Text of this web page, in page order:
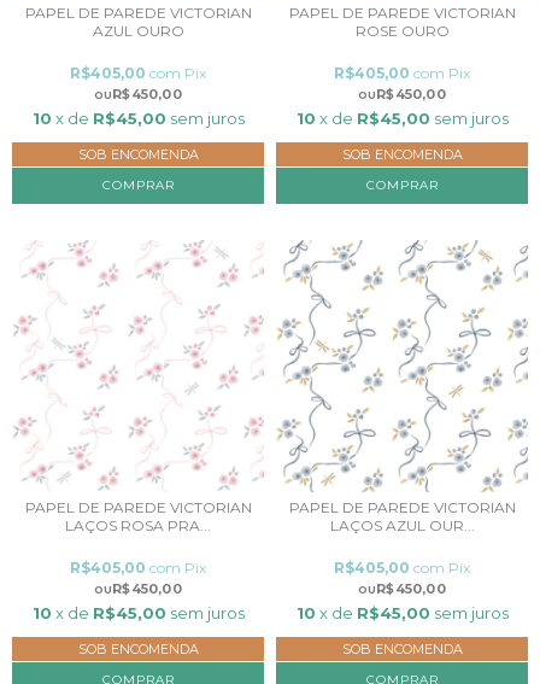
PAPEL DE PAREDE VICTORIAN
AZUL OURO
R$450,00
R$405,00 com Pix
10 x de R$45,00 sem juros
SOB ENCOMENDA
COMPRAR
PAPEL DE PAREDE VICTORIAN
ROSE OURO
R$450,00
R$405,00 com Pix
10 x de R$45,00 sem juros
SOB ENCOMENDA
COMPRAR
PAPEL DE PAREDE VICTORIAN
LAÇOS ROSA PRA...
R$450,00
R$405,00 com Pix
10 x de R$45,00 sem juros
SOB ENCOMENDA
COMPRAR
PAPEL DE PAREDE VICTORIAN
LAÇOS AZUL OUR...
R$450,00
R$405,00 com Pix
10 x de R$45,00 sem juros
SOB ENCOMENDA
COMPRAR